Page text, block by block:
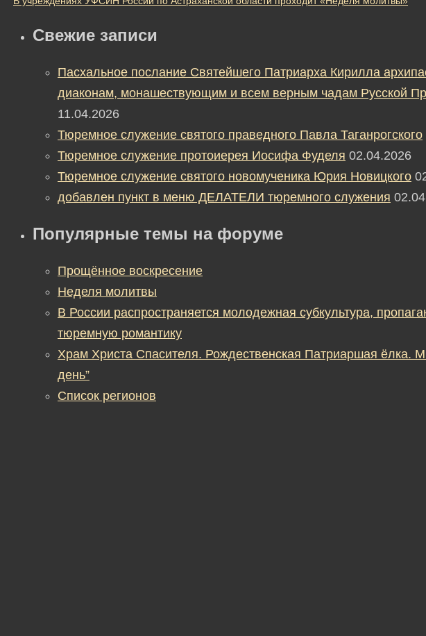
Свежие записи
Пасхальное послание Святейшего Патриарха Кирилла
диаконам, монашествующим и всем верным чадам Русской
11.04.2026
Тюремное служение святого праведного Павла Таганрогского
Тюремное служение протоиерея Иосифа Фуделя 02.04.2026
Тюремное служение святого новомученика Юрия Новицкого
добавлен пункт в меню ДЕЛАТЕЛИ тюремного служения
Популярные темы на форуме
Прощённое воскресение
Неделя молитвы
В России распространяется молодежная субкультура,
тюремную романтику
Храм Христа Спасителя. Рождественская Патриаршая ёлка.
день”
Список регионов